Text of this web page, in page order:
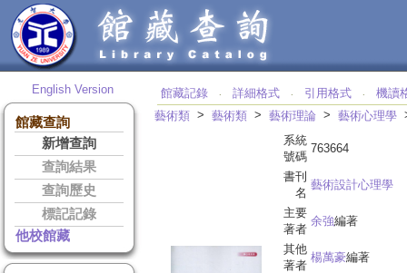
English Version
館藏查詢
新增查詢
查詢結果
查詢歷史
標記記錄
他校館藏
館藏記錄 ‧ 詳細格式 ‧ 引用格式 ‧
機讀
藝術類 > 藝術類 > 藝術理論 > 藝術心理學
系統
號碼
763664
書刊
名
藝術設計心理學
主要
著者
余強編著
其他
著者
楊萬豪編著